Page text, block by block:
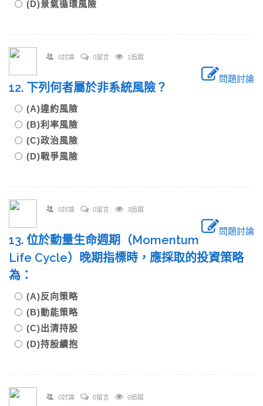
(D)景氣循環風險
0討論 0留言 1追蹤
問題討論
12. 下列何者屬於非系統風險？
(A)違約風險
(B)利率風險
(C)政治風險
(D)戰爭風險
0討論 0留言 3追蹤
問題討論
13. 位於動量生命週期（Momentum
Life Cycle）晚期指標時，應採取的投資策略
為：
(A)反向策略
(B)動能策略
(C)出清持股
(D)持股續抱
0討論 0留言 0追蹤